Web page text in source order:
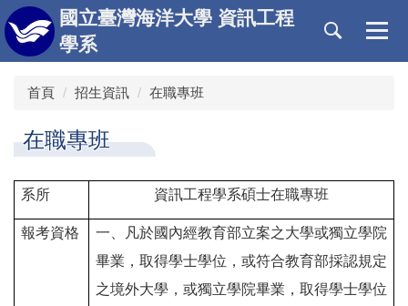
跳
到
主
國立臺灣海洋大學 資訊工程
學系
首頁 招生資訊 在職專班
在職專班
系所 資訊工程學系碩士在職專班
報考資格
一、凡於國內經教育部立案之大學或獨立學院
畢業，取得學士學位，或符合教育部採認規定
之境外大學，或獨立學院畢業，取得學士學位